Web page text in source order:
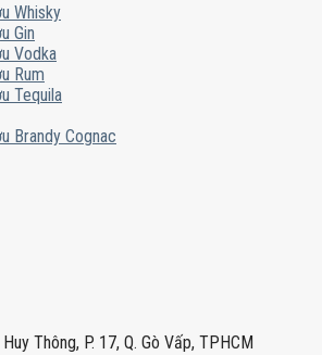
Whisky
Gin
Vodka
Rum
Tequila
Brandy Cognac
Thông, P. 17, Q. Gò Vấp, TPHCM